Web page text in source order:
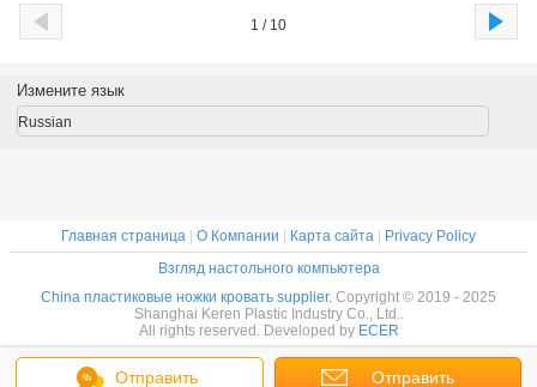
1 / 10
Отправить Отправить
Измените язык
Russian
Главная страница О Компании Карта сайта
Privacy Policy
Взгляд настольного компьютера
China пластиковые ножки кровать supplier. Copyright © 2019 - 2025
Shanghai Keren Plastic Industry Co., Ltd..
All rights reserved. Developed by ECER